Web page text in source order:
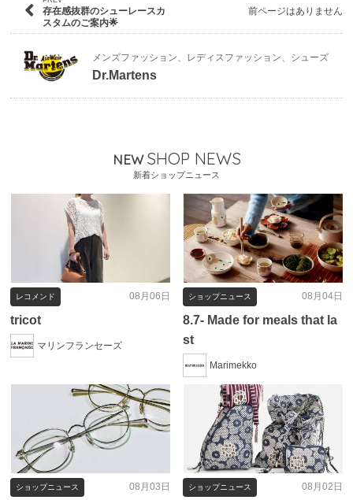
存在感抜群のシューレースカ
スタムのご案内🌟
前ページはありません
メンズファッション、レディスファッション、シューズ
Dr.Martens
NEW SHOP NEWS
新着ショップニュース
08月06日
レコメンド
tricot
マリンフランセーズ
08月04日
ショップニュース
8.7- Made for meals that la
st
Marimekko
08月03日
ショップニュース 08月02日
ショップニュース